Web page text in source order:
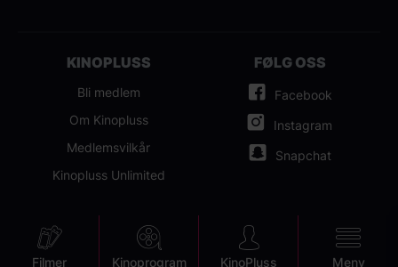
Filmer Kinoprogram KinoPluss Meny
KINOPLUSS
Bli medlem
Om Kinopluss
Medlemsvilkår
Kinopluss Unlimited
FØLG OSS
Facebook
Instagram
Snapchat